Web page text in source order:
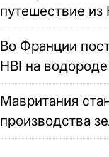
путешествие
Во Франции
HBI на
Мавритания
производства